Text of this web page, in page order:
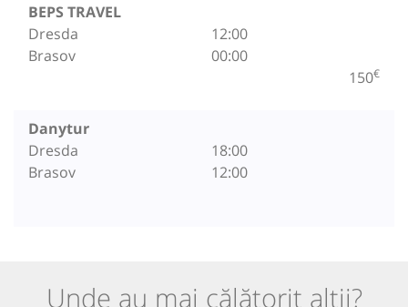
BEPS TRAVEL
Dresda
Brasov
12:00
00:00
150€
Danytur
Dresda
Brasov
18:00
12:00
Unde au mai călătorit alții?